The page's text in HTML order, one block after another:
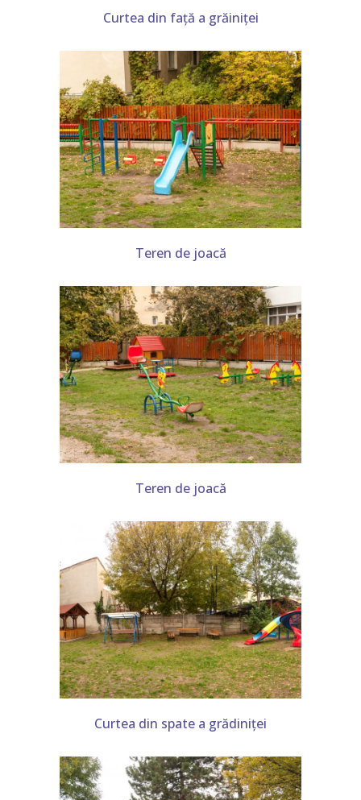
Structura 2
-- Grupa Albinuțele S2
-- Grupa Bobocii S2
-- Grupa Fluturașii S2
-- Grupa Mămăruțele S2
-- Galerie Structura 2
Proiecte
-- Proiecte eTwinning
Galerie
Contact
Informații utile
Curtea din față a grăiniței
Teren de joacă
Teren de joacă
Curtea din spate a grădiniței